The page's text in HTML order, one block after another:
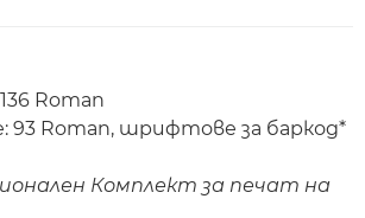
Roman
93 Roman, шрифтове за баркод*
Комплект за печат на